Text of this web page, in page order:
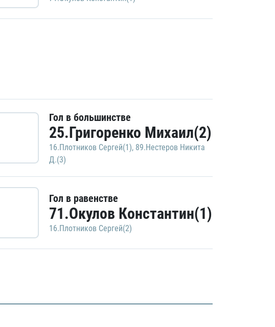
Гол в большинстве
25.Григоренко Михаил(2)
16.Плотников Сергей(1), 89.Нестеров Никита
Д.(3)
Гол в равенстве
71.Окулов Константин(1)
16.Плотников Сергей(2)